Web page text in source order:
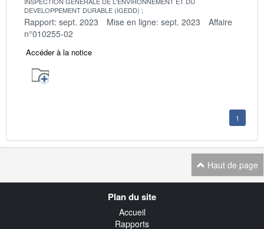
DEVELOPPEMENT DURABLE (IGEDD)
Rapport: sept. 2023 Mise en ligne: sept. 2023
Affaire
n°010255-02
Accéder à la notice
1
Haut de page
Plan du site
Accueil
Rapports